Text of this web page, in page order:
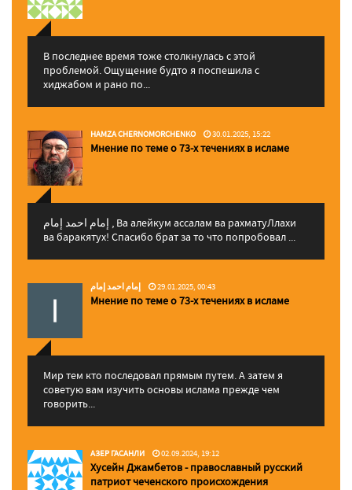
В последнее время тоже столкнулась с этой
проблемой. Ощущение будто я поспешила с
хиджабом и рано по...
HAMZA CHERNOMORCHENKO 30.01.2025, 15:22
Мнение по теме о 73-х течениях в исламе
إمام احمد إمام , Ва алейкум ассалам ва рахматуЛлахи
ва баракятух! Спасибо брат за то что попробовал ...
إمام احمد إمام 29.01.2025, 00:43
Мнение по теме о 73-х течениях в исламе
Мир тем кто последовал прямым путем. А затем я
советую вам изучить основы ислама прежде чем
говорить...
АЗЕР ГАСАНЛИ 02.09.2024, 19:12
Хусейн Джамбетов - православный русский
патриот чеченского происхождения